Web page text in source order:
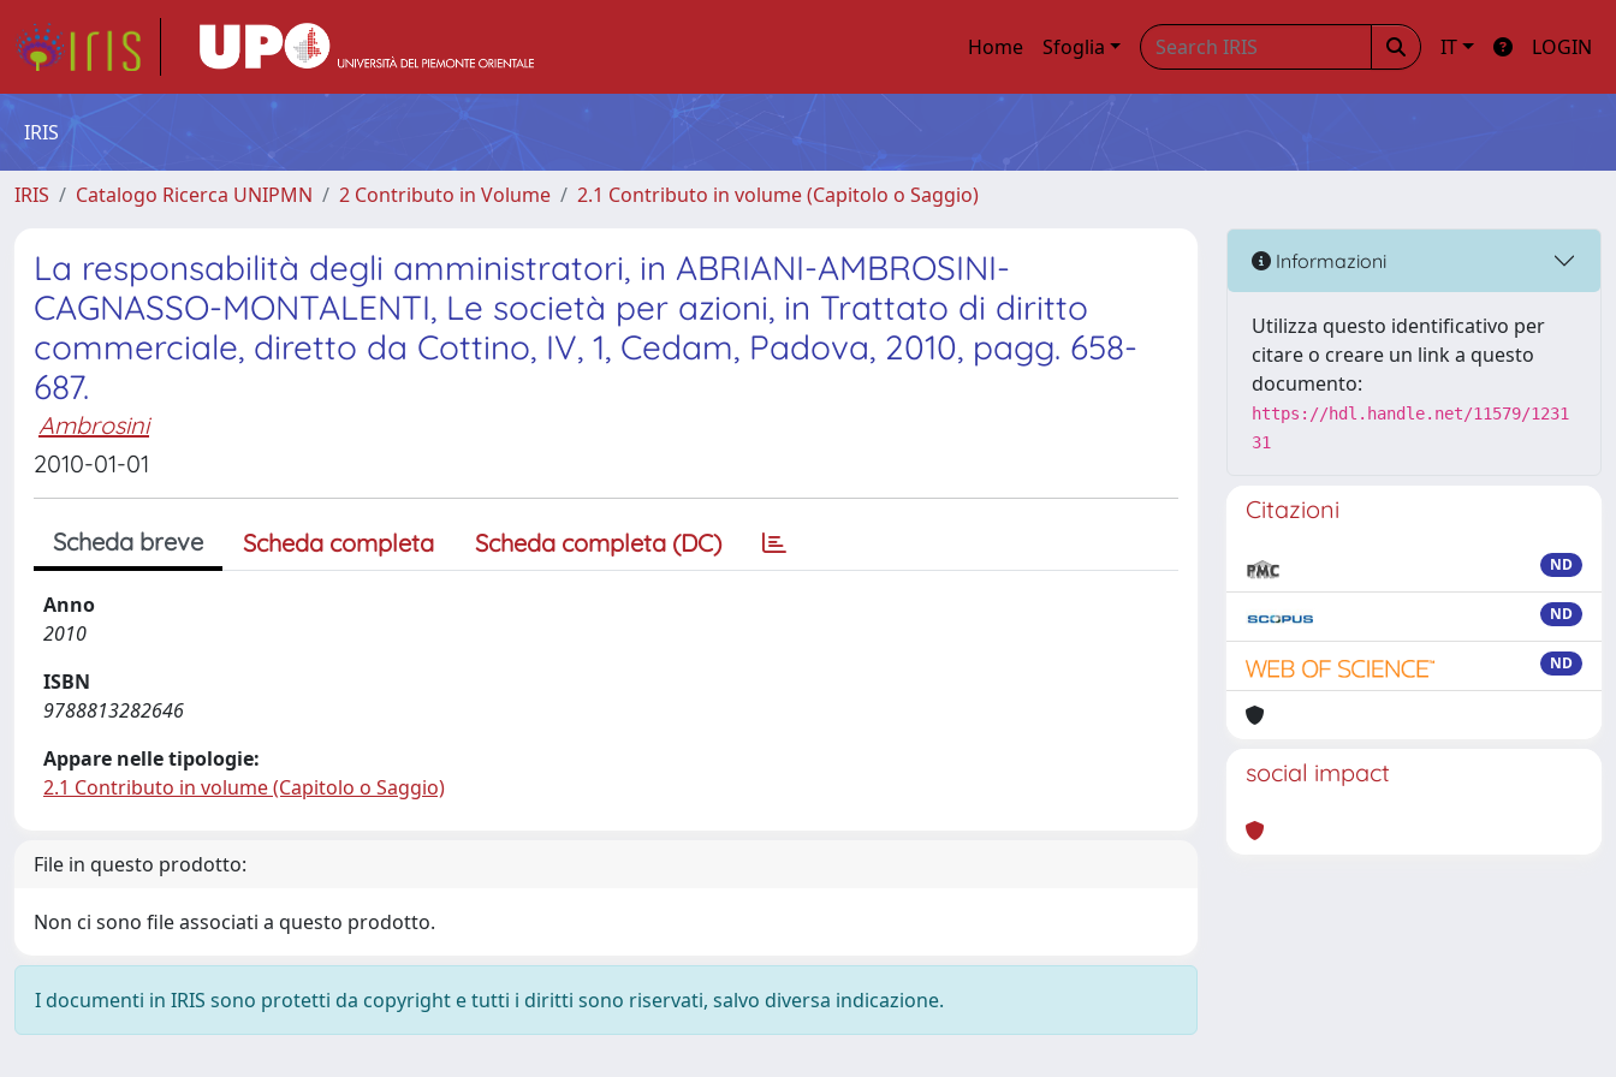
Home Sfoglia IT LOGIN
IRIS
IRIS Catalogo Ricerca UNIPMN 2 Contributo in Volume 2.1 Contributo in volume (Capitolo o Saggio)
La responsabilità degli amministratori, in ABRIANI-AMBROSINI-
CAGNASSO-MONTALENTI, Le società per azioni, in Trattato di diritto
commerciale, diretto da Cottino, IV, 1, Cedam, Padova, 2010, pagg. 658-
687.
Ambrosini
2010-01-01
Scheda breve Scheda completa Scheda completa (DC)
Anno
2010
ISBN
9788813282646
Appare nelle tipologie:
2.1 Contributo in volume (Capitolo o Saggio)
File in questo prodotto:
Non ci sono file associati a questo prodotto.
I documenti in IRIS sono protetti da copyright e tutti i diritti sono riservati, salvo diversa indicazione.
Informazioni
Utilizza questo identificativo per
citare o creare un link a questo
documento:
https://hdl.handle.net/11579/1231
31
Citazioni
ND
ND
ND
social impact